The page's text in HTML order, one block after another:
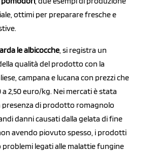
ottimi per preparare fresche e
le albicocche , si registra un
qualità del prodotto con la
campana e lucana con prezzi che
a 2,50 euro/kg. Nei mercati è stata
presenza di prodotto romagnolo
danni causati dalla gelata di fine
avendo piovuto spesso, i prodotti
legati alle malattie fungine